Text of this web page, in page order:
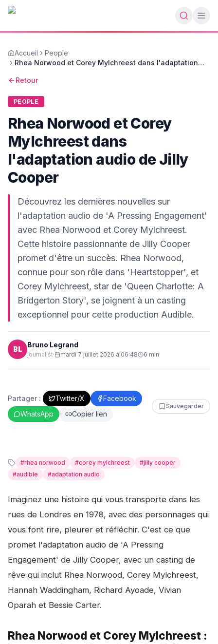
Accueil
People
Rhea Norwood et Corey Mylchreest dans l'adaptation
Retour
PEOPLE
Rhea Norwood et Corey
Mylchreest dans
l'adaptation audio de Jilly
Cooper
Découvrez les dernières nouvelles sur
l'adaptation audio de 'A Pressing Engagement'
avec Rhea Norwood et Corey Mylchreest.
Cette histoire passionnante de Jilly Cooper
promet d'être un succès. Rhea Norwood,
connue pour son rôle dans 'Heartstopper', et
Corey Mylchreest, star de 'Queen Charlotte: A
Bridgerton Story', se joignent à un casting
exceptionnel pour cette production Audible.
BL
Bruno Legrand
journalist· mardi 7 juillet 2026 à 06:48 6 min
Partager : Twitter/X
Facebook
WhatsApp
Copier lien
Sauvegarder
#rhea norwood #corey mylchreest #jilly cooper
#audible #adaptation audio
Imaginez une histoire qui vous transporte dans les
rues de Londres en 1978, avec des personnages qui
vous font rire, pleurer et réfléchir. C'est ce que
promet l'adaptation audio de 'A Pressing
Engagement' de Jilly Cooper, avec un casting de
rêve qui inclut Rhea Norwood, Corey Mylchreest,
Hannah Waddingham, Richard Ayoade, Vivian
Oparah et Bessie Carter.
Rhea Norwood et Corey Mylchreest :